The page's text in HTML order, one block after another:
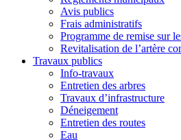
Avis publics
Frais administratifs
Programme de remise sur
Revitalisation de l’artère
Travaux publics
Info-travaux
Entretien des arbres
Travaux d’infrastructure
Déneigement
Entretien des routes
Eau